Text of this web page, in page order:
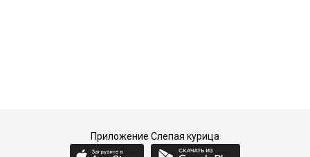
Приложение Слепая курица